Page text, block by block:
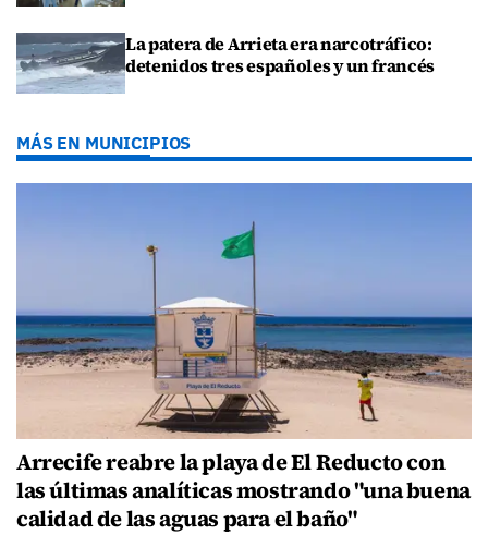
La patera de Arrieta era narcotráfico:
detenidos tres españoles y un francés
MÁS EN MUNICIPIOS
Arrecife reabre la playa de El Reducto con
las últimas analíticas mostrando "una buena
calidad de las aguas para el baño"